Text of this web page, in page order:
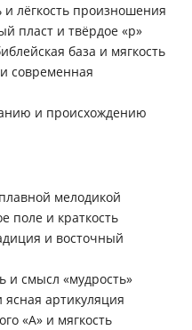
лёгкость произношения
пласт и твёрдое «р»
база и мягкость
современная
и происхождению
мелодикой
поле и краткость
и восточный
и смысл «мудрость»
артикуляция
«А» и мягкость